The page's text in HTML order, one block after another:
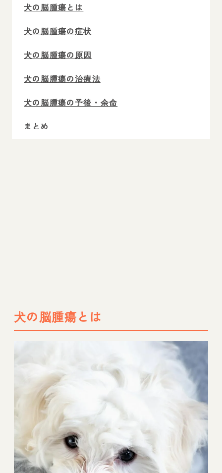
犬の脳腫瘍とは
犬の脳腫瘍の症状
犬の脳腫瘍の原因
犬の脳腫瘍の治療法
犬の脳腫瘍の予後・余命
まとめ
犬の脳腫瘍とは